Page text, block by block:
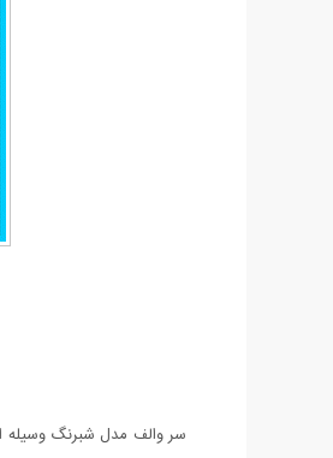
سر والف مدل شبرنگ وسیله